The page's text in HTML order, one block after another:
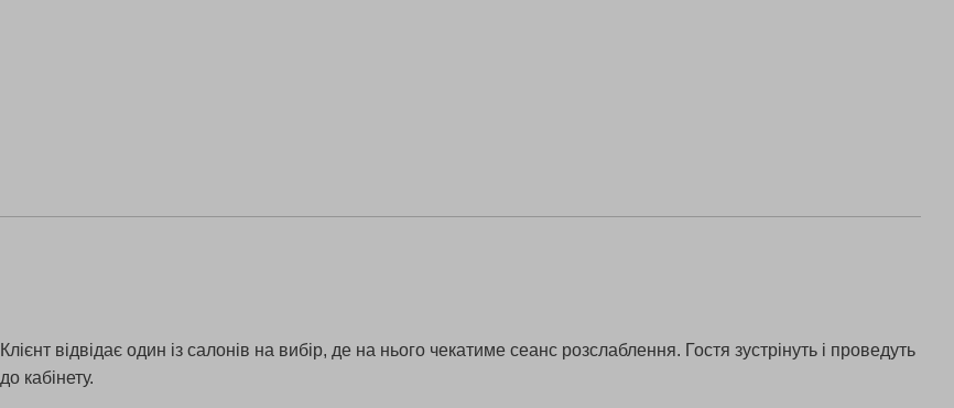
Клієнт відвідає один із салонів на вибір, де на нього чекатиме сеанс розслаблення. Гостя зустрінуть і проведуть
до кабінету.